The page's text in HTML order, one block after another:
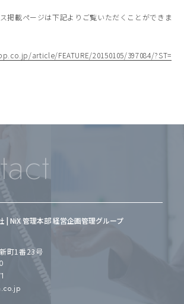
掲載ページは下記よりご覧いただくことができま
article/FEATURE/20150105/397084/?ST=
| NiX 管理本部 経営企画管理グループ
町1番23号